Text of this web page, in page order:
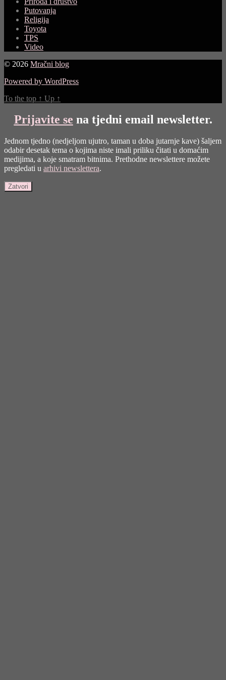
Putovanja
Religija
Toyota
TPS
Video
© 2026 Mračni blog
Powered by WordPress
To the top ↑ Up ↑
Prijavite se na tjedni email newsletter.
Jednom tjedno (nedjeljom ujutro, taman u doba jutarnje kave) šaljem
odabir desetak tema o kojima niste imali priliku čitati u domaćim
medijima, a koje smatram bitnima. Prethodne newslettere možete
pregledati u arhivi newslettera.
Zatvori